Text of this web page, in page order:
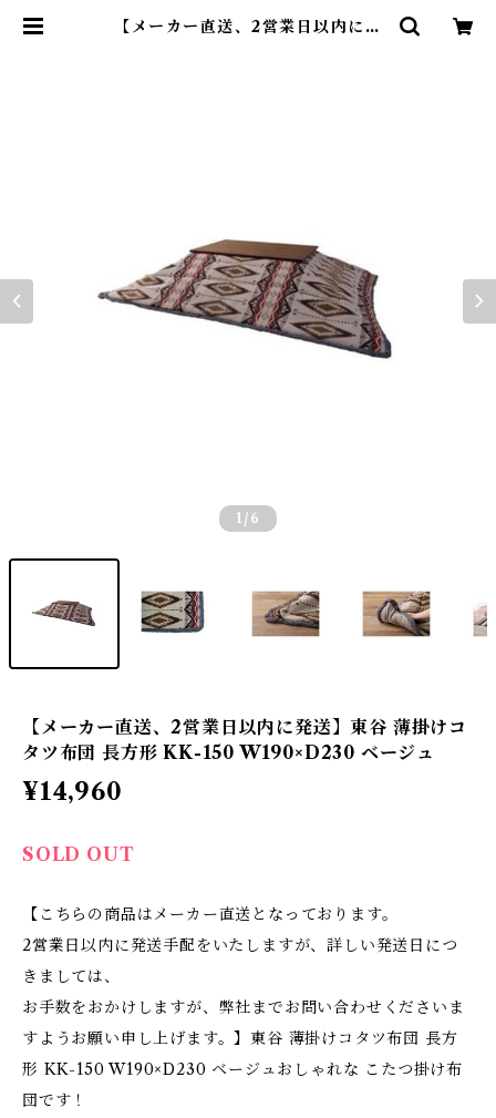
【メーカー直送、2営業日以内に発
1 /6
【メーカー直送、2営業日以内に発送】東谷 薄掛けコ
タツ布団 長方形 KK-150 W190×D230 ベージュ
¥14,960
SOLD OUT
【こちらの商品はメーカー直送となっております。
2営業日以内に発送手配をいたしますが、詳しい発送日につ
きましては、
お手数をおかけしますが、弊社までお問い合わせくださいま
すようお願い申し上げます。】東谷 薄掛けコタツ布団 長方
形 KK-150 W190×D230 ベージュおしゃれな こたつ掛け布
団です！